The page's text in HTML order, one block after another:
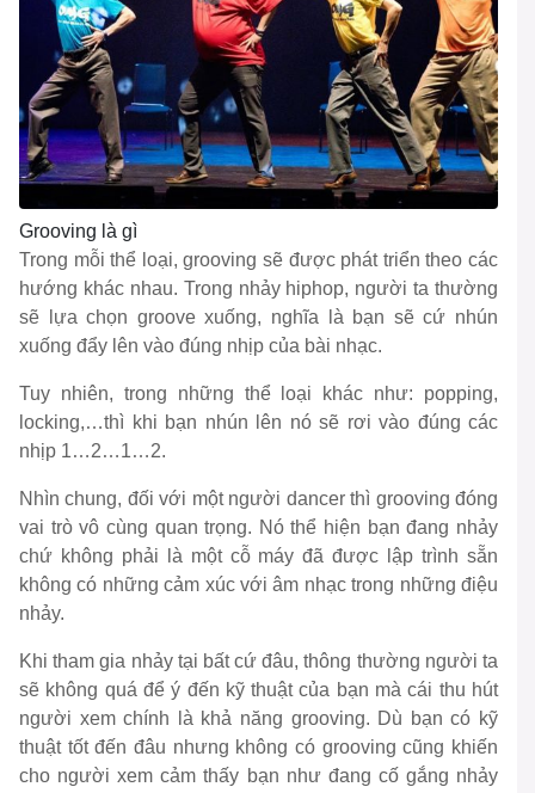
Grooving là gì
Trong mỗi thể loại, grooving sẽ được phát triển theo các
hướng khác nhau. Trong nhảy hiphop, người ta thường
sẽ lựa chọn groove xuống, nghĩa là bạn sẽ cứ nhún
xuống đẩy lên vào đúng nhịp của bài nhạc.
Tuy nhiên, trong những thể loại khác như: popping,
locking,…thì khi bạn nhún lên nó sẽ rơi vào đúng các
nhịp 1…2…1…2.
Nhìn chung, đối với một người dancer thì grooving đóng
vai trò vô cùng quan trọng. Nó thể hiện bạn đang nhảy
chứ không phải là một cỗ máy đã được lập trình sẵn
không có những cảm xúc với âm nhạc trong những điệu
nhảy.
Khi tham gia nhảy tại bất cứ đâu, thông thường người ta
sẽ không quá để ý đến kỹ thuật của bạn mà cái thu hút
người xem chính là khả năng grooving. Dù bạn có kỹ
thuật tốt đến đâu nhưng không có grooving cũng khiến
cho người xem cảm thấy bạn như đang cố gắng nhảy